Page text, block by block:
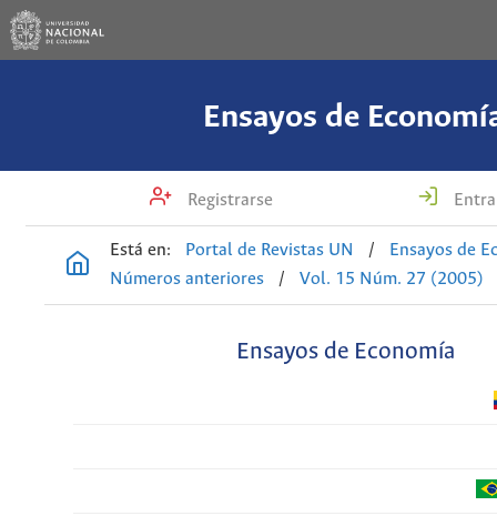
Ensayos de
Registrarse
Está en: Portal de Revistas UN /
Ensayos de
Números anteriores
/ Vol. 15 Núm. 27 (2005)
Ensayos de Economía